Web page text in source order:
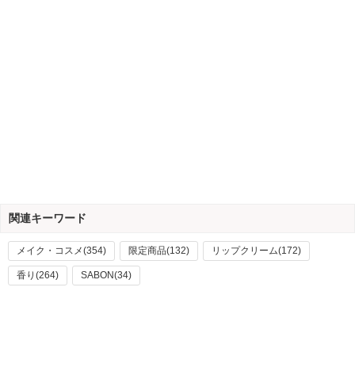
関連キーワード
メイク・コスメ(354) 限定商品(132) リップクリーム(172)
香り(264) SABON(34)